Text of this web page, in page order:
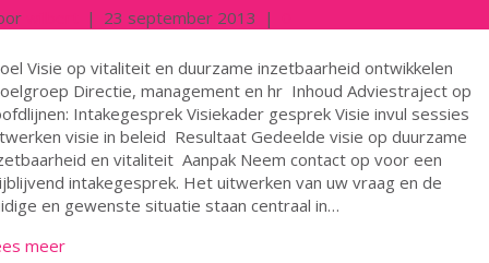
| 23 september 2013 |
Visie op vitaliteit en duurzame inzetbaarheid ontwikkelen
Directie, management en hr Inhoud Adviestraject op
Intakegesprek Visiekader gesprek Visie invul sessies
visie in beleid Resultaat Gedeelde visie op duurzame
en vitaliteit Aanpak Neem contact op voor een
intakegesprek. Het uitwerken van uw vraag en de
en gewenste situatie staan centraal in…
meer